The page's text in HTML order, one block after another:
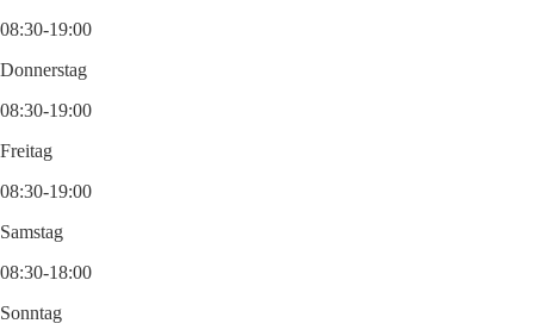
08:30-19:00
Donnerstag
08:30-19:00
Freitag
08:30-19:00
Samstag
08:30-18:00
Sonntag